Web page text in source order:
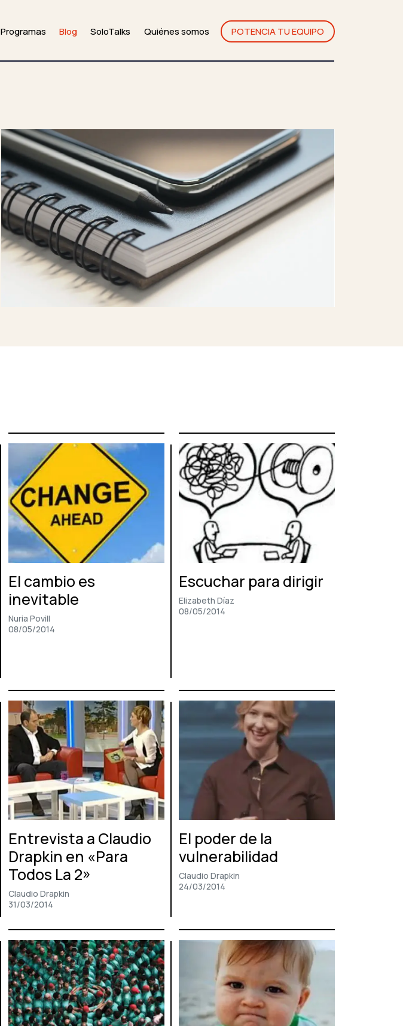
Programas Blog SoloTalks Quiénes somos POTENCIA TU EQUIPO
El cambio es
inevitable
Nuria Povill
08/05/2014
Escuchar para dirigir
Elizabeth Díaz
08/05/2014
Entrevista a Claudio
Drapkin en «Para
Todos La 2»
Claudio Drapkin
31/03/2014
El poder de la
vulnerabilidad
Claudio Drapkin
24/03/2014